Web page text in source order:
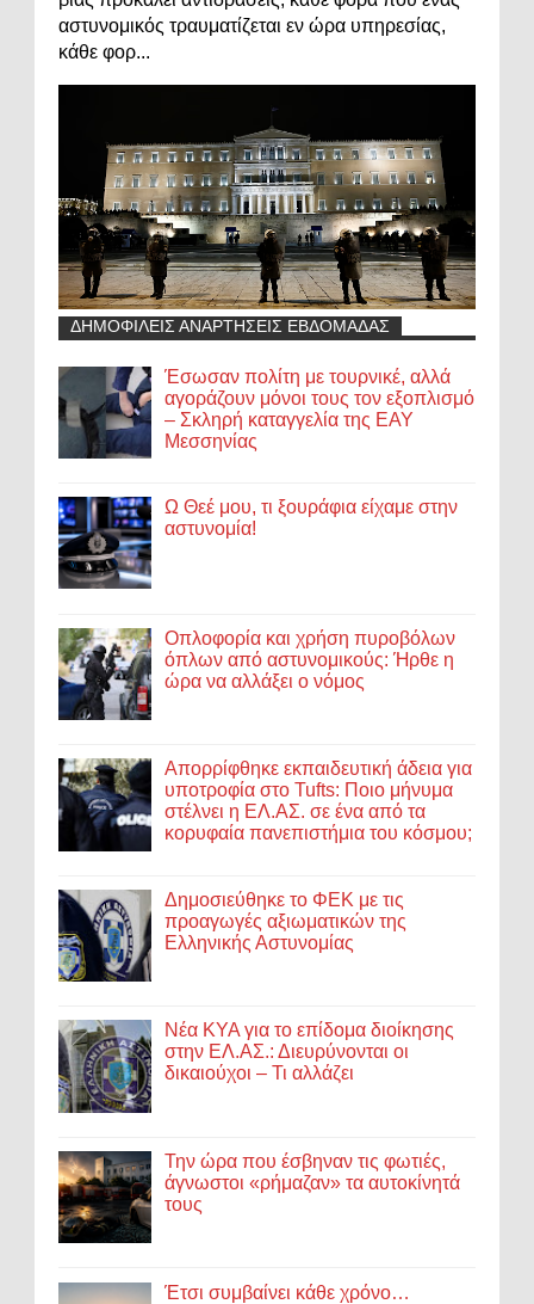
αστυνομικός τραυματίζεται εν ώρα υπηρεσίας,
κάθε φορ...
ΔΗΜΟΦΙΛΕΙΣ ΑΝΑΡΤΗΣΕΙΣ ΕΒΔΟΜΑΔΑΣ
Έσωσαν πολίτη με τουρνικέ, αλλά
αγοράζουν μόνοι τους τον εξοπλισμό
– Σκληρή καταγγελία της ΕΑΥ
Μεσσηνίας
Ω Θεέ μου, τι ξουράφια είχαμε στην
αστυνομία!
Οπλοφορία και χρήση πυροβόλων
όπλων από αστυνομικούς: Ήρθε η
ώρα να αλλάξει ο νόμος
Απορρίφθηκε εκπαιδευτική άδεια για
υποτροφία στο Tufts: Ποιο μήνυμα
στέλνει η ΕΛ.ΑΣ. σε ένα από τα
κορυφαία πανεπιστήμια του κόσμου;
Δημοσιεύθηκε το ΦΕΚ με τις
προαγωγές αξιωματικών της
Ελληνικής Αστυνομίας
Νέα ΚΥΑ για το επίδομα διοίκησης
στην ΕΛ.ΑΣ.: Διευρύνονται οι
δικαιούχοι – Τι αλλάζει
Την ώρα που έσβηναν τις φωτιές,
άγνωστοι «ρήμαζαν» τα αυτοκίνητά
τους
Έτσι συμβαίνει κάθε χρόνο…